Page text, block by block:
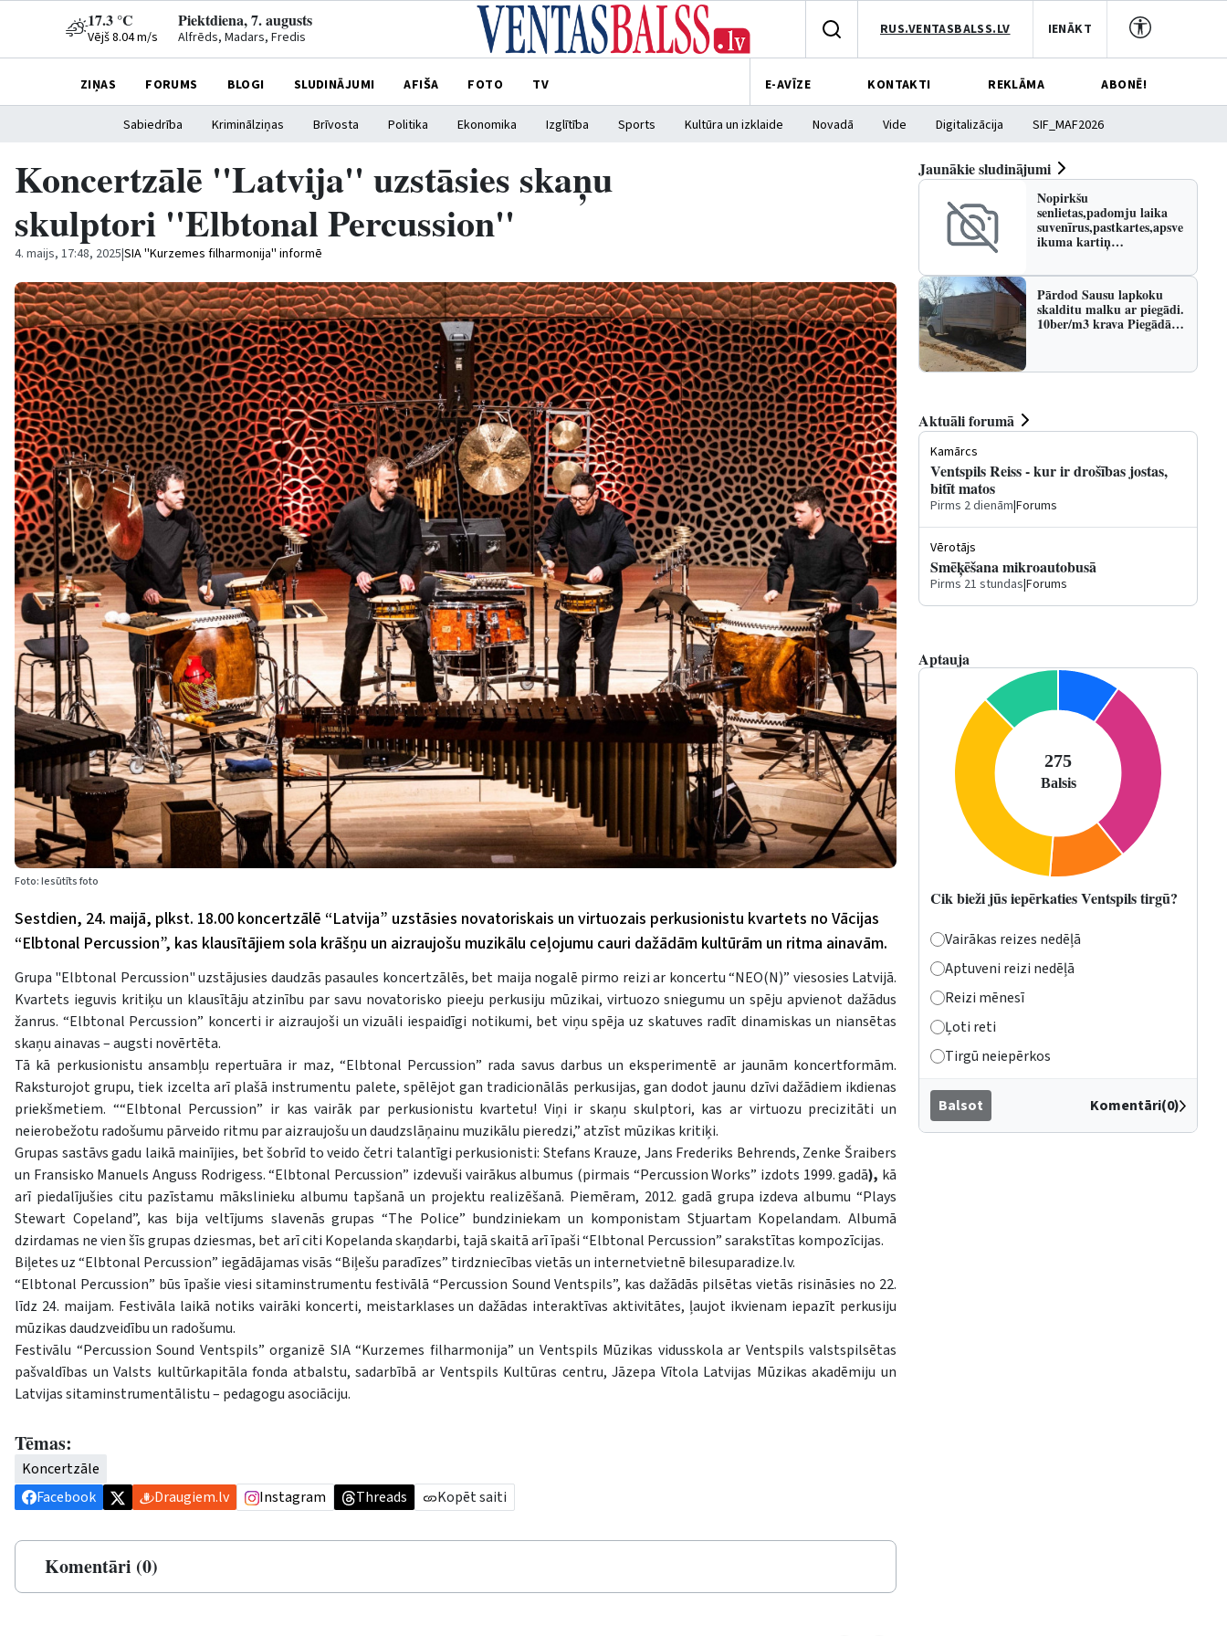
17.3 °C
Vējš 8.04 m/s
Piektdiena, 7. augusts
Alfrēds, Madars, Fredis RUS.VENTASBALSS.LV IENĀKT
ZIŅAS FORUMS BLOGI SLUDINĀJUMI AFIŠA FOTO TV E-AVĪZE KONTAKTI REKLĀMA ABONĒ!
Sabiedrība Kriminālziņas Brīvosta Politika Ekonomika Izglītība Sports Kultūra un izklaide Novadā Vide Digitalizācija SIF_MAF2026
Koncertzālē ''Latvija'' uzstāsies skaņu
skulptori ''Elbtonal Percussion''
4. maijs, 17:48, 2025|SIA ''Kurzemes filharmonija'' informē
Foto: Iesūtīts foto
Sestdien, 24. maijā, plkst. 18.00 koncertzālē “Latvija” uzstāsies novatoriskais un virtuozais perkusionistu kvartets no Vācijas
“Elbtonal Percussion”, kas klausītājiem sola krāšņu un aizraujošu muzikālu ceļojumu cauri dažādām kultūrām un ritma ainavām.
Grupa "Elbtonal Percussion" uzstājusies daudzās pasaules koncertzālēs, bet maija nogalē pirmo reizi ar koncertu “NEO(N)” viesosies Latvijā.
Kvartets ieguvis kritiķu un klausītāju atzinību par savu novatorisko pieeju perkusiju mūzikai, virtuozo sniegumu un spēju apvienot dažādus
žanrus. “Elbtonal Percussion” koncerti ir aizraujoši un vizuāli iespaidīgi notikumi, bet viņu spēja uz skatuves radīt dinamiskas un niansētas
skaņu ainavas – augsti novērtēta.
Tā kā perkusionistu ansambļu repertuāra ir maz, “Elbtonal Percussion” rada savus darbus un eksperimentē ar jaunām koncertformām.
Raksturojot grupu, tiek izcelta arī plašā instrumentu palete, spēlējot gan tradicionālās perkusijas, gan dodot jaunu dzīvi dažādiem ikdienas
priekšmetiem. ““Elbtonal Percussion” ir kas vairāk par perkusionistu kvartetu! Viņi ir skaņu skulptori, kas ar virtuozu precizitāti un
neierobežotu radošumu pārveido ritmu par aizraujošu un daudzslāņainu muzikālu pieredzi,” atzīst mūzikas kritiķi.
Grupas sastāvs gadu laikā mainījies, bet šobrīd to veido četri talantīgi perkusionisti: Stefans Krauze, Jans Frederiks Behrends, Zenke Šraibers
un Fransisko Manuels Anguss Rodrigess. “Elbtonal Percussion” izdevuši vairākus albumus (pirmais “Percussion Works” izdots 1999. gadā), kā
arī piedalījušies citu pazīstamu mākslinieku albumu tapšanā un projektu realizēšanā. Piemēram, 2012. gadā grupa izdeva albumu “Plays
Stewart Copeland”, kas bija veltījums slavenās grupas “The Police” bundziniekam un komponistam Stjuartam Kopelandam. Albumā
dzirdamas ne vien šīs grupas dziesmas, bet arī citi Kopelanda skaņdarbi, tajā skaitā arī īpaši “Elbtonal Percussion” sarakstītas kompozīcijas.
Biļetes uz “Elbtonal Percussion” iegādājamas visās “Biļešu paradīzes” tirdzniecības vietās un internetvietnē bilesuparadize.lv.
“Elbtonal Percussion” būs īpašie viesi sitaminstrumentu festivālā “Percussion Sound Ventspils”, kas dažādās pilsētas vietās risināsies no 22.
līdz 24. maijam. Festivāla laikā notiks vairāki koncerti, meistarklases un dažādas interaktīvas aktivitātes, ļaujot ikvienam iepazīt perkusiju
mūzikas daudzveidību un radošumu.
Festivālu “Percussion Sound Ventspils” organizē SIA “Kurzemes filharmonija” un Ventspils Mūzikas vidusskola ar Ventspils valstspilsētas
pašvaldības un Valsts kultūrkapitāla fonda atbalstu, sadarbībā ar Ventspils Kultūras centru, Jāzepa Vītola Latvijas Mūzikas akadēmiju un
Latvijas sitaminstrumentālistu – pedagogu asociāciju.
Tēmas:
Koncertzāle
Facebook
Draugiem.lv Instagram Threads Kopēt saiti
Komentāri (0)
Jaunākie sludinājumi
Nopirkšu
senlietas,padomju laika
suvenīrus,pastkartes,apsve
ikuma kartiņ…
Pārdod Sausu lapkoku
skalditu malku ar piegādi.
10ber/m3 krava Piegādā…
Aktuāli forumā
Kamārcs
Ventspils Reiss - kur ir drošības jostas,
bitīt matos
Pirms 2 dienām|Forums
Vērotājs
Smēķēšana mikroautobusā
Pirms 21 stundas|Forums
Aptauja
Cik bieži jūs iepērkaties Ventspils tirgū?
Vairākas reizes nedēļā
Aptuveni reizi nedēļā
Reizi mēnesī
Ļoti reti
Tirgū neiepērkos
Balsot Komentāri(0)